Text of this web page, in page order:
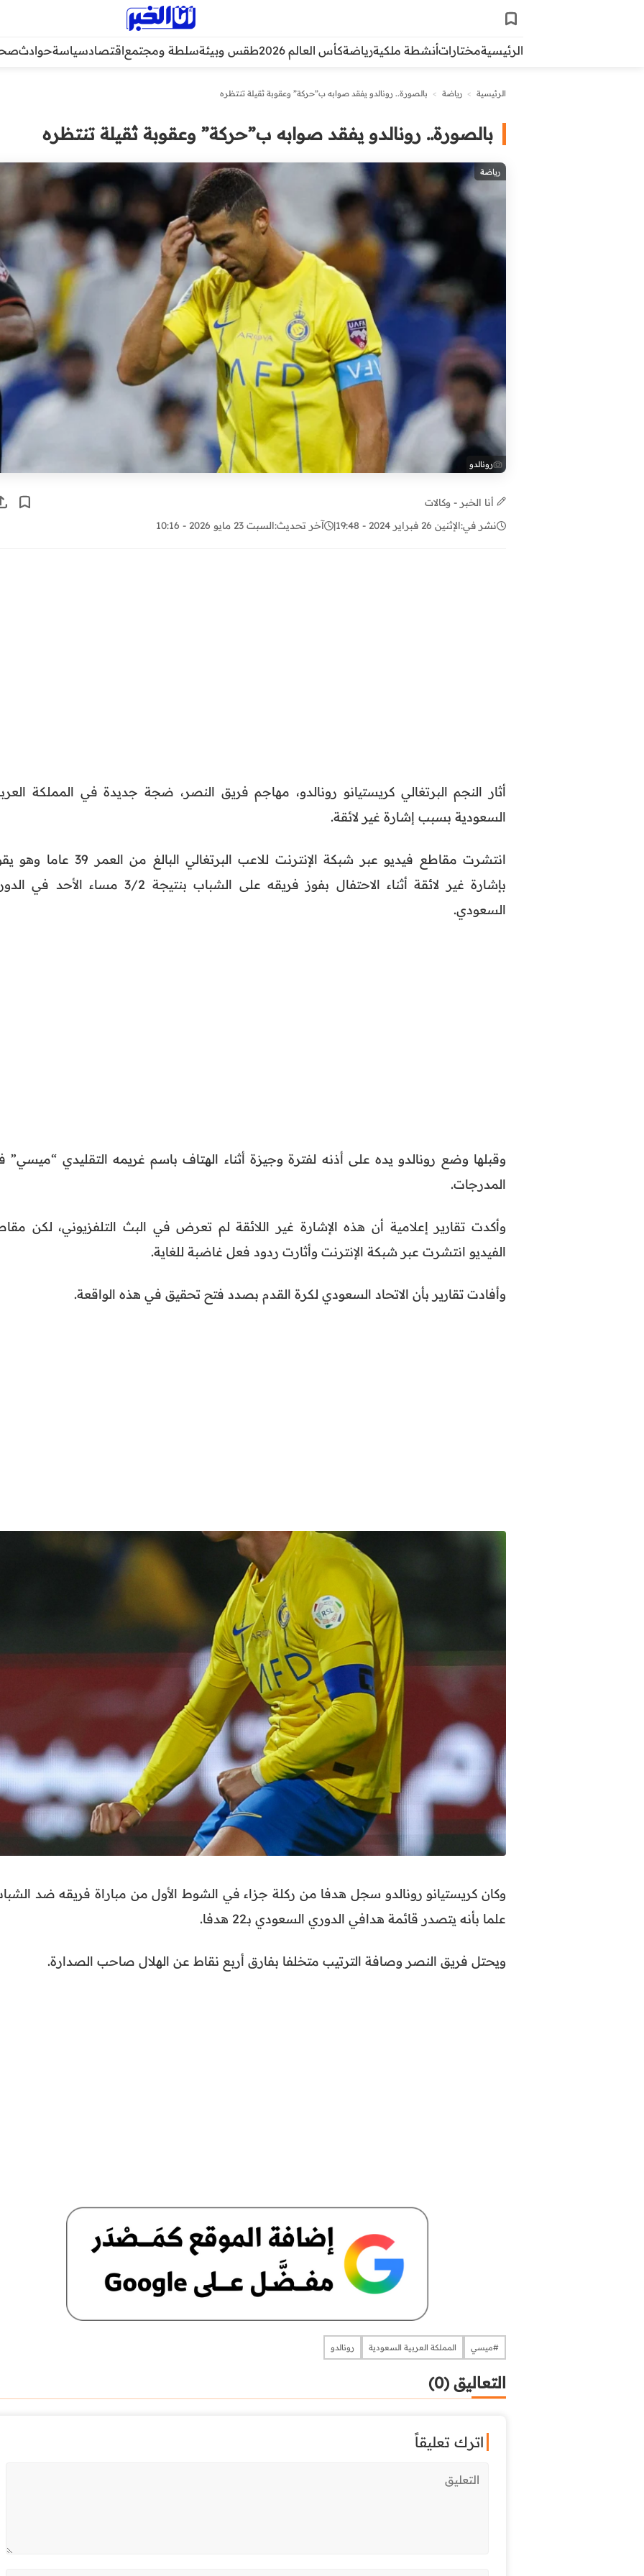
الرئيسيةمختاراتأنشطة ملكيةرياضةكأس العالم 2026 طقس وبيئةسلطة ومجتمعاقتصادسياسةحوادث
الرئيسية > رياضة > بالصورة.. رونالدو يفقد صوابه ب”حركة” وعقوبة ثقيلة تنتظره
بالصورة.. رونالدو يفقد صوابه ب”حركة” وعقوبة ثقيلة تنتظره
رياضة
رونالدو
أنا الخبر - وكالات
نشر في:الإثنين 26 فبراير 2024 - 19:48 | آخر تحديث:السبت 23 مايو 2026 - 10:16
أثار النجم البرتغالي كريستيانو رونالدو، مهاجم فريق النصر، ضجة جديدة في المملكة
السعودية بسبب إشارة غير لائقة.
انتشرت مقاطع فيديو عبر شبكة الإنترنت للاعب البرتغالي البالغ من العمر
بإشارة غير لائقة أثناء الاحتفال بفوز فريقه على الشباب بنتيجة 3/2 مساء الأحد
السعودي.
وقبلها وضع رونالدو يده على أذنه لفترة وجيزة أثناء الهتاف باسم غريمه التقليدي “ميسي”
المدرجات.
وأكدت تقارير إعلامية أن هذه الإشارة غير اللائقة لم تعرض في البث التلفزيوني، لكن
الفيديو انتشرت عبر شبكة الإنترنت وأثارت ردود فعل غاضبة للغاية.
وأفادت تقارير بأن الاتحاد السعودي لكرة القدم بصدد فتح تحقيق في هذه الواقعة.
وكان كريستيانو رونالدو سجل هدفا من ركلة جزاء في الشوط الأول من مباراة فريقه ضد
علما بأنه يتصدر قائمة هدافي الدوري السعودي بـ22 هدفا.
ويحتل فريق النصر وصافة الترتيب متخلفا بفارق أربع نقاط عن الهلال صاحب الصدارة.
#ميسي المملكة العربية السعودية رونالدو
التعاليق (0)
اترك تعليقاً